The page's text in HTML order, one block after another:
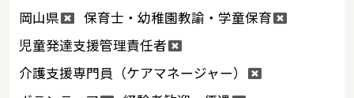
岡山県
保育士・幼稚園教諭・学童保育
児童発達支援管理責任者
介護支援専門員（ケアマネージャー）